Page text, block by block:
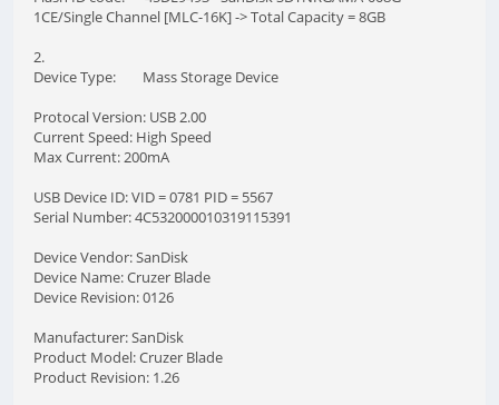
1CE/Single Channel [MLC-16K] -> Total Capacity = 8GB
2.
Device Type: Mass Storage Device
Protocal Version: USB 2.00
Current Speed: High Speed
Max Current: 200mA
USB Device ID: VID = 0781 PID = 5567
Serial Number: 4C532000010319115391
Device Vendor: SanDisk
Device Name: Cruzer Blade
Device Revision: 0126
Manufacturer: SanDisk
Product Model: Cruzer Blade
Product Revision: 1.26